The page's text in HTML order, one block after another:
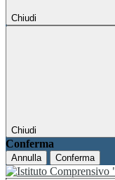
Chiudi
Chiudi
Conferma
Annulla Conferma